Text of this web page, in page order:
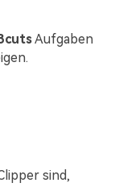
Aufgaben
sind,